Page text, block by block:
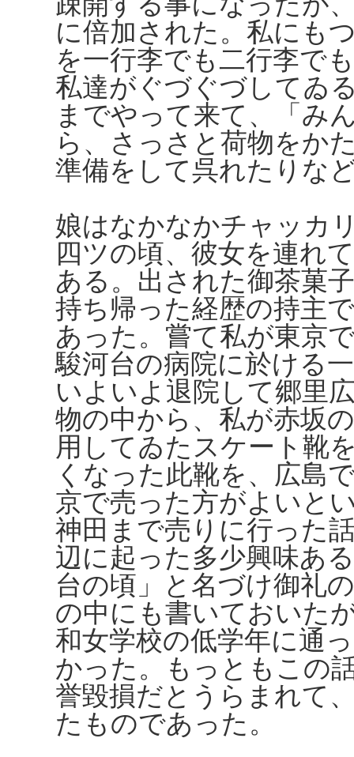
に倍加された。私にも
を一行李でも二行李で
私達がぐづぐづしてゐ
までやって来て、「み
ら、さっさと荷物をか
準備をして呉れたりな
娘はなかなかチャッカ
四ツの頃、彼女を連れ
ある。出された御茶菓
持ち帰った経歴の持主
あった。嘗て私が東京
駿河台の病院に於ける
いよいよ退院して郷里
物の中から、私が赤坂
用してゐたスケート靴
くなった此靴を、広島
京で売った方がよいと
神田まで売りに行った
辺に起った多少興味あ
台の頃」と名づけ御礼
の中にも書いておいた
和女学校の低学年に通
かった。もっともこの
誉毀損だとうらまれて
たものであった。